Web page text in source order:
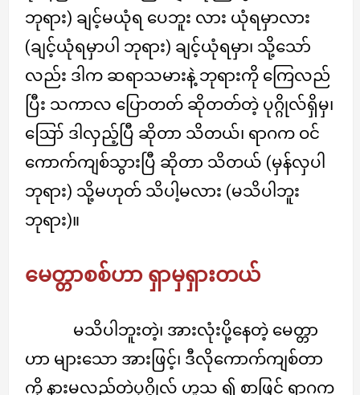
ဘုရား) ချင့်မယုံရ ပေဘူး လား ယုံရမှာလား
(ချင့်ယုံရမှာပါ ဘုရား) ချင့်ယုံရမှာ၊ သို့သော်
လည်း ဒါက ဆရာသမားနဲ့ ဘုရားကို ကြေလည်
ပြီး သကာလ ပြောတတ် ဆိုတတ်တဲ့ ပုဂ္ဂိုလ်ရှိမှ၊
ဪ ဒါလှည့်ပြီ ဆိုတာ သိတယ်၊ ရာဂက ဝင်
ကောက်ကျစ်သွားပြီ ဆိုတာ သိတယ် (မှန်လှပါ
ဘုရား) သို့မဟုတ် သိပါ့မလား (မသိပါဘူး
ဘုရား)။
မေတ္တာစစ်ဟာ ရှာမှရှားတယ်
မသိပါဘူးတဲ့၊ အားလုံးပို့နေတဲ့ မေတ္တာ
ဟာ များသော အားဖြင့်၊ ဒီလိုကောက်ကျစ်တာ
ကို နားမလည်တဲ့ပုဂ္ဂိုလ် ဟူသ ၍ စာဖြင့် ရာဂက